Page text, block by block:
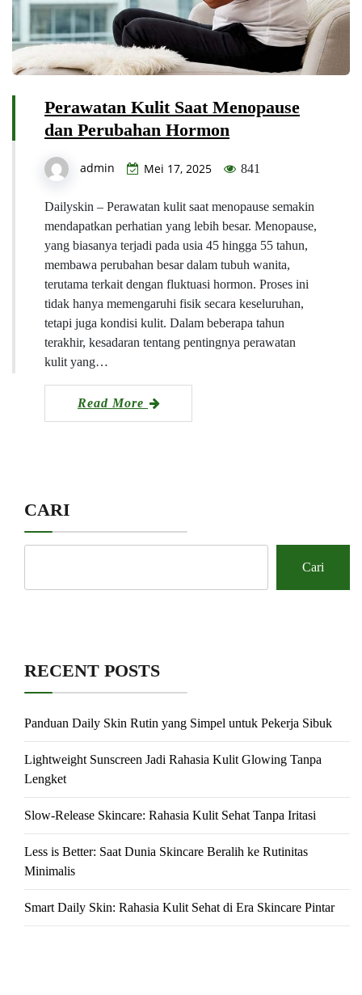
Perawatan Kulit Saat Menopause
dan Perubahan Hormon
admin Mei 17, 2025 841
Dailyskin – Perawatan kulit saat menopause semakin
mendapatkan perhatian yang lebih besar. Menopause,
yang biasanya terjadi pada usia 45 hingga 55 tahun,
membawa perubahan besar dalam tubuh wanita,
terutama terkait dengan fluktuasi hormon. Proses ini
tidak hanya memengaruhi fisik secara keseluruhan,
tetapi juga kondisi kulit. Dalam beberapa tahun
terakhir, kesadaran tentang pentingnya perawatan
kulit yang…
Read More
CARI
Cari
RECENT POSTS
Panduan Daily Skin Rutin yang Simpel untuk Pekerja Sibuk
Lightweight Sunscreen Jadi Rahasia Kulit Glowing Tanpa
Lengket
Slow-Release Skincare: Rahasia Kulit Sehat Tanpa Iritasi
Less is Better: Saat Dunia Skincare Beralih ke Rutinitas
Minimalis
Smart Daily Skin: Rahasia Kulit Sehat di Era Skincare Pintar